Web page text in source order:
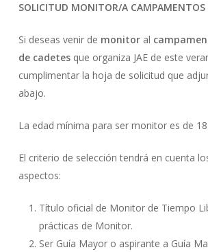
SOLICITUD MONITOR/A CAMPAMENTOS
Si deseas venir de monitoral
de cadetesque organiza JAE de este
cumplimentar la hoja de solicitud que
abajo.
La edad mínima para ser monitor es de
El criterio de selección tendrá en cuenta
aspectos:
Título oficial de Monitor de Tiempo
prácticas de Monitor.
Ser Guía Mayor o aspirante a Guía